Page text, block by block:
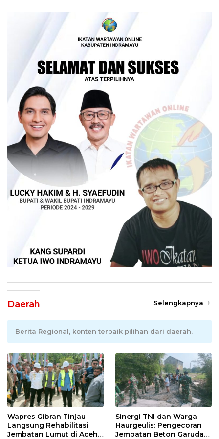
Daerah Selengkapnya
Berita Regional, konten terbaik pilihan dari daerah.
Wapres Gibran Tinjau
Langsung Rehabilitasi
Jembatan Lumut di Aceh
Sinergi TNI dan Warga
Haurgeulis: Pengecoran
Jembatan Beton Garuda